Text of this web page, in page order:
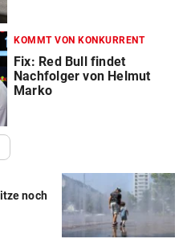
KOMMT VON KONKURRENT
Fix: Red Bull findet
Nachfolger von Helmut
Marko
noch